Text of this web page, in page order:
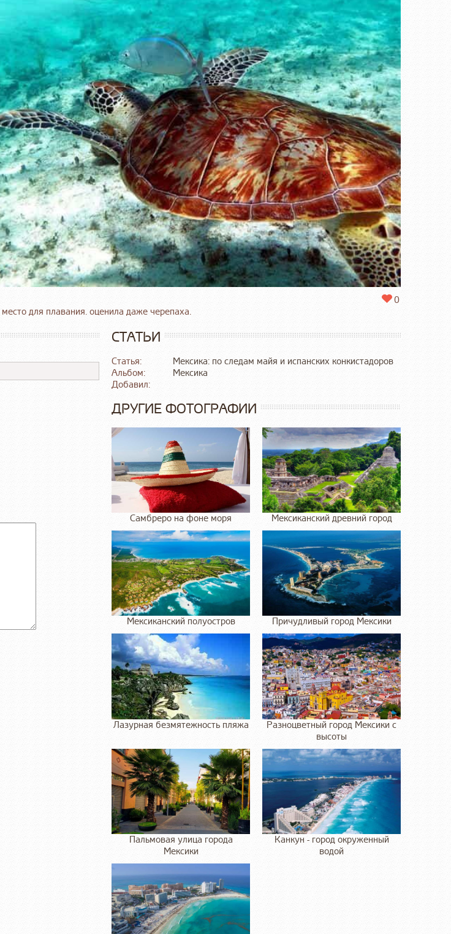
0
для плавания. оценила даже черепаха.
СТАТЬИ
Статья:
Мексика: по следам майя и испанских конкистадоров
Альбом:
Мексика
Добавил:
ДРУГИЕ ФОТОГРАФИИ
Самбреро на фоне моря Мексиканский древний город
Мексиканский полуостров Причудливый город Мексики
Лазурная безмятежность пляжа
Разноцветный город Мексики с
высоты
Пальмовая улица города
Мексики
Канкун - город окруженный
водой